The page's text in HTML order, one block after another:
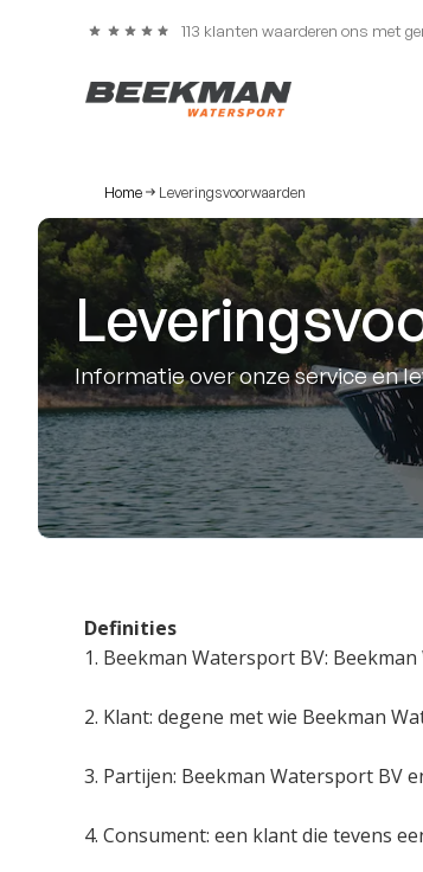
113 klanten waarderen ons met
Home Leveringsvoorwaarden
Informatie over onze service en
Definities
1. Beekman Watersport BV:
2. Klant: degene met wie Beekman
3. Partijen: Beekman Watersport BV
4. Consument: een klant die tevens